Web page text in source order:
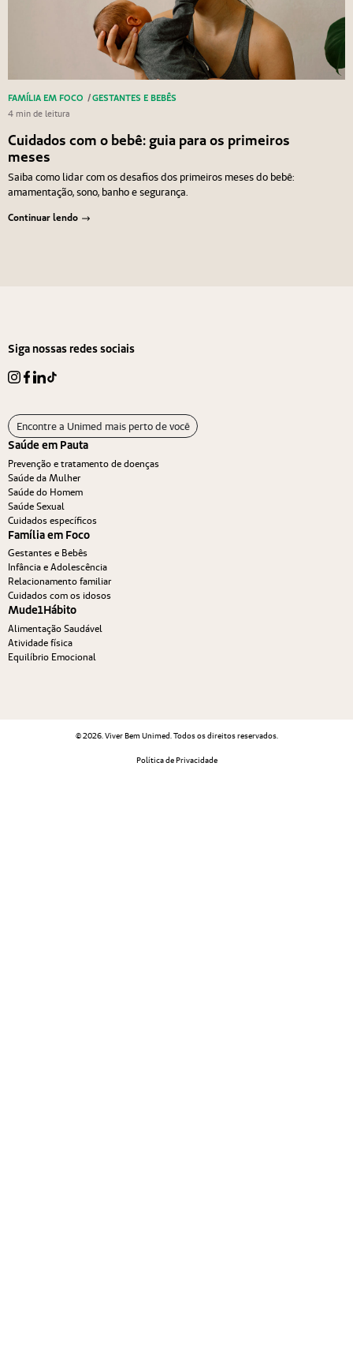
FAMÍLIA EM FOCO /GESTANTES E BEBÊS
4 min de leitura
Cuidados com o bebê: guia para os primeiros
meses
Saiba como lidar com os desafios dos primeiros meses do bebê:
amamentação, sono, banho e segurança.
Continuar lendo
Siga nossas redes sociais
Encontre a Unimed mais perto de você
Saúde em Pauta
Prevenção e tratamento de doenças
Saúde da Mulher
Saúde do Homem
Saúde Sexual
Cuidados específicos
Família em Foco
Gestantes e Bebês
Infância e Adolescência
Relacionamento familiar
Cuidados com os idosos
Mude1Hábito
Alimentação Saudável
Atividade física
Equilíbrio Emocional
© 2026. Viver Bem Unimed. Todos os direitos reservados.
Política de Privacidade